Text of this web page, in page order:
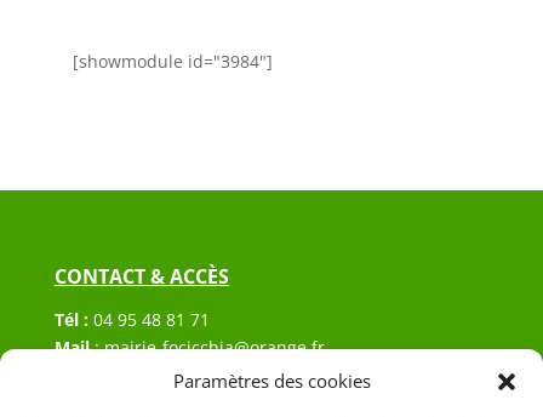
Paramètres des cookies
[showmodule id="3984"]
CONTACT & ACCÈS
Tél : 04 95 48 81 71
Mail:mairie-focicchia@orange.fr
Hôtel de ville de Focicchia